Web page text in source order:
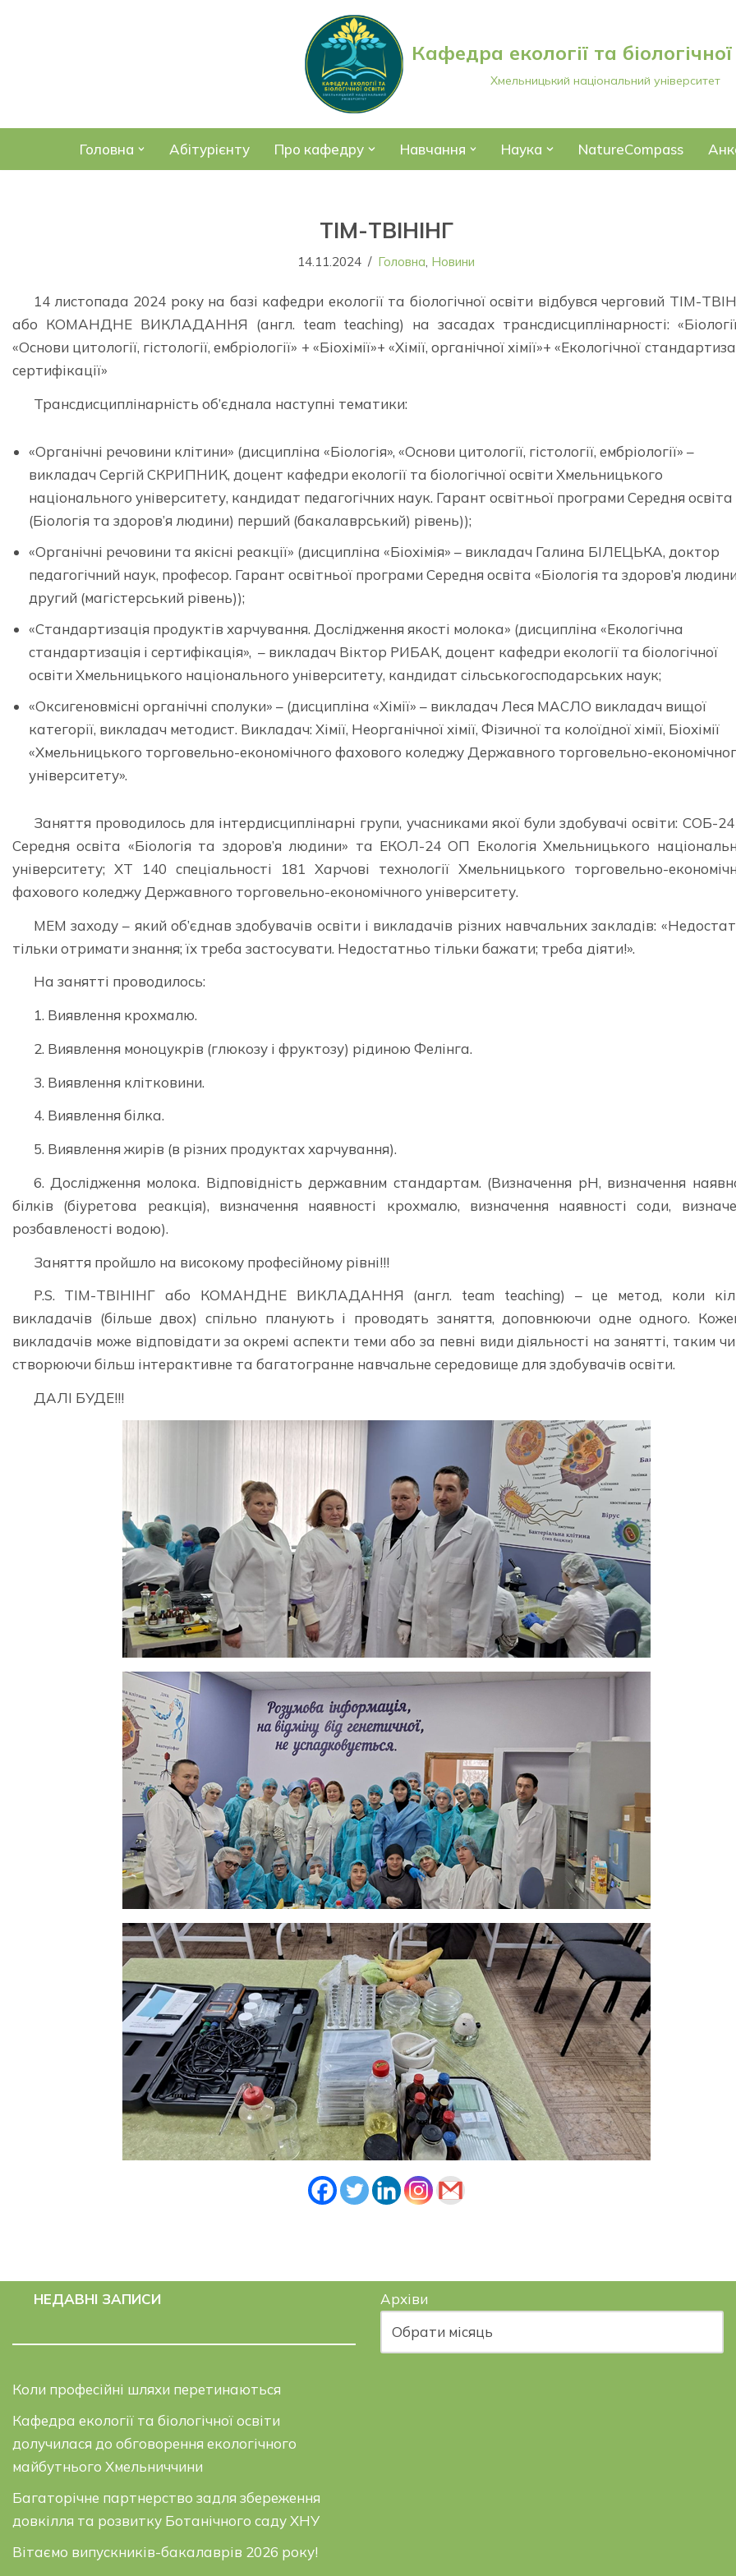
Кафедра екології та біологічної
Хмельницький національний університет
Головна Абітурієнту Про кафедру Навчання Наука NatureCompass
ТІМ-ТВІНІНГ
14.11.2024 Головна, Новини
14 листопада 2024 року на базі кафедри екології та біологічної освіти відбувся черговий ТІМ-
або КОМАНДНЕ ВИКЛАДАННЯ (англ. team teaching) на засадах трансдисциплінарності:
«Основи цитології, гістології, ембріології» + «Біохімії»+ «Хімії, органічної хімії»+ «Екологічної
сертифікації»
Трансдисциплінарність об’єднала наступні тематики:
«Органічні речовини клітини» (дисципліна «Біологія», «Основи цитології, гістології, ембріології» –
викладач Сергій СКРИПНИК, доцент кафедри екології та біологічної освіти Хмельницького
національного університету, кандидат педагогічних наук. Гарант освітньої програми Середня освіта
(Біологія та здоров’я людини) перший (бакалаврський) рівень));
«Органічні речовини та якісні реакції» (дисципліна «Біохімія» – викладач Галина БІЛЕЦЬКА, доктор
педагогічний наук, професор. Гарант освітньої програми Середня освіта «Біологія та здоров’я
другий (магістерський рівень));
«Стандартизація продуктів харчування. Дослідження якості молока» (дисципліна «Екологічна
стандартизація і сертифікація», – викладач Віктор РИБАК, доцент кафедри екології та біологічної
освіти Хмельницького національного університету, кандидат сільськогосподарських наук;
«Оксигеновмісні органічні сполуки» – (дисципліна «Хімії» – викладач Леся МАСЛО викладач вищої
категорії, викладач методист. Викладач: Хімії, Неорганічної хімії, Фізичної та колоїдної хімії, Біохімії
«Хмельницького торговельно-економічного фахового коледжу Державного торговельно-
університету».
Заняття проводилось для інтердисциплінарні групи, учасниками якої були здобувачі освіти: СОБ-
Середня освіта «Біологія та здоров’я людини» та ЕКОЛ-24 ОП Екологія Хмельницького
університету; ХТ 140 спеціальності 181 Харчові технології Хмельницького торговельно-
фахового коледжу Державного торговельно-економічного університету.
МЕМ заходу – який об’єднав здобувачів освіти і викладачів різних навчальних закладів:
тільки отримати знання; їх треба застосувати. Недостатньо тільки бажати; треба діяти!».
На занятті проводилось:
1. Виявлення крохмалю.
2. Виявлення моноцукрів (глюкозу і фруктозу) рідиною Фелінга.
3. Виявлення клітковини.
4. Виявлення білка.
5. Виявлення жирів (в різних продуктах харчування).
6. Дослідження молока. Відповідність державним стандартам. (Визначення рН, визначення
білків (біуретова реакція), визначення наявності крохмалю, визначення наявності соди,
розбавленості водою).
Заняття пройшло на високому професійному рівні!!!
P.S. ТІМ-ТВІНІНГ або КОМАНДНЕ ВИКЛАДАННЯ (англ. team teaching) – це метод, коли
викладачів (більше двох) спільно планують і проводять заняття, доповнюючи одне одного.
викладачів може відповідати за окремі аспекти теми або за певні види діяльності на занятті, таким
створюючи більш інтерактивне та багатогранне навчальне середовище для здобувачів освіти.
ДАЛІ БУДЕ!!!
НЕДАВНІ ЗАПИСИ
Коли професійні шляхи перетинаються
Кафедра екології та біологічної освіти
долучилася до обговорення екологічного
майбутнього Хмельниччини
Багаторічне партнерство задля збереження
довкілля та розвитку Ботанічного саду ХНУ
Вітаємо випускників-бакалаврів 2026 року!
Архіви